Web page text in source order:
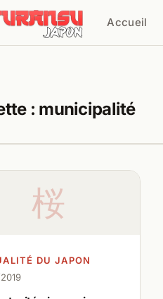
Accueil
: municipalité
桜
DU JAPON